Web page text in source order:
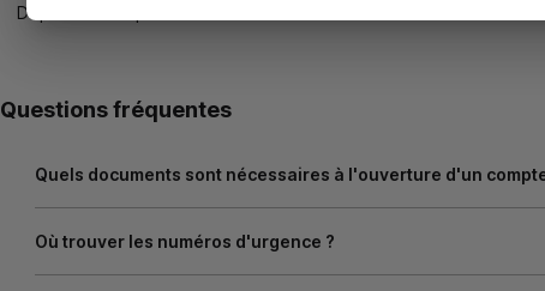
Dépôt de chèques EUR
Questions fréquentes
Quels documents sont nécessaires à l'ouverture d'un
Où trouver les numéros d'urgence ?